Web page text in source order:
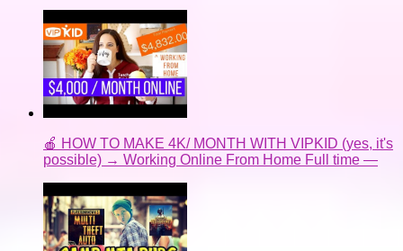
🍎 HOW TO MAKE 4K/ MONTH WITH VIPKID (yes, it's
possible) → Working Online From Home Full time —